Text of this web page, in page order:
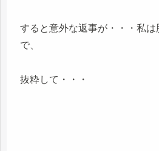
すると意外な返事が・・・私
で、
抜粋して・・・